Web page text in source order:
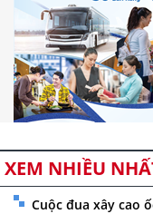
XEM NHIỀU
Cuộc đua xây cao